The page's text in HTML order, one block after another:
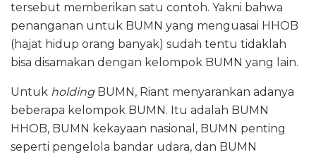
tersebut memberikan satu contoh. Yakni bahwa
penanganan untuk BUMN yang menguasai HHOB
(hajat hidup orang banyak) sudah tentu tidaklah
bisa disamakan dengan kelompok BUMN yang lain.
Untuk holding BUMN, Riant menyarankan adanya
beberapa kelompok BUMN. Itu adalah BUMN
HHOB, BUMN kekayaan nasional, BUMN penting
seperti pengelola bandar udara, dan BUMN